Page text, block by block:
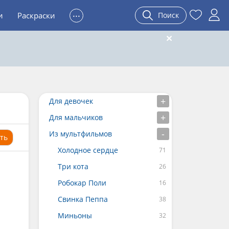
Раскраски ... Поиск
Для девочек
Для мальчиков
Из мультфильмов
Холодное сердце
Три кота
Робокар Поли
Свинка Пеппа
Миньоны